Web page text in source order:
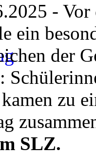
- Vor
ein
der
zu
SLZ.